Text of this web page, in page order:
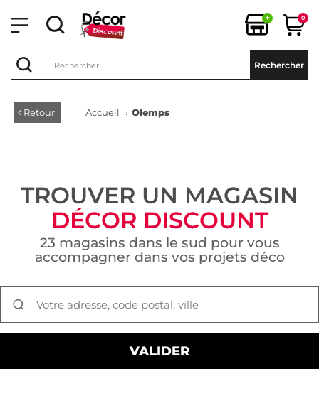
+ 0
Rechercher
Retour Accueil › Olemps
TROUVER UN MAGASIN
DÉCOR DISCOUNT
23 magasins dans le sud pour vous
accompagner dans vos projets déco